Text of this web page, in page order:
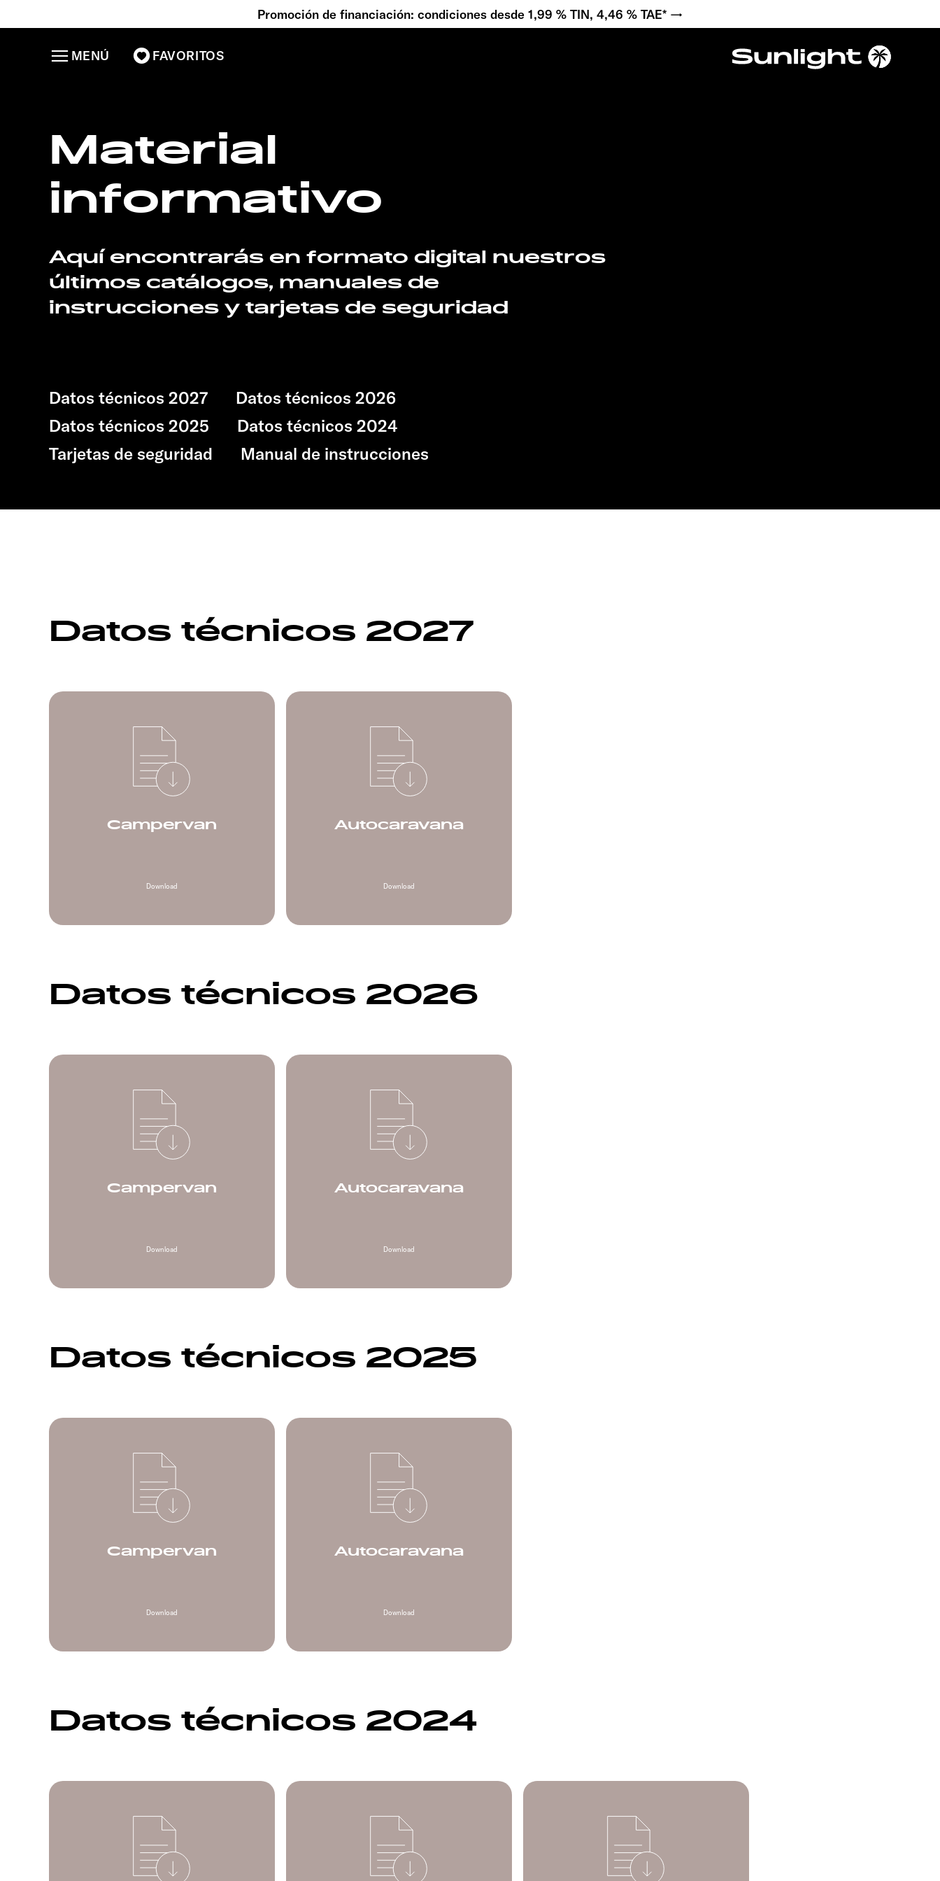
Promoción de financiación: condiciones desde 1,99 % TIN, 4,46 % TAE* →
FAVORITOS
MENÚ
Material
informativo
Aquí encontrarás en formato digital nuestros
últimos catálogos, manuales de
instrucciones y tarjetas de seguridad
Datos técnicos 2027
Datos técnicos 2026
Datos técnicos 2025
Datos técnicos 2024
Tarjetas de seguridad
Manual de instrucciones
Datos técnicos 2027
Campervan
Download
Autocaravana
Download
Datos técnicos 2026
Campervan
Download
Autocaravana
Download
Datos técnicos 2025
Campervan
Download
Autocaravana
Download
Datos técnicos 2024